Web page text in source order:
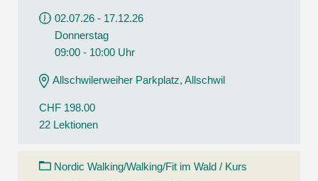
02.07.26 - 17.12.26
Donnerstag
09:00 - 10:00 Uhr
Allschwilerweiher Parkplatz, Allschwil
CHF 198.00
22 Lektionen
Nordic Walking/Walking/Fit im Wald / Kurs